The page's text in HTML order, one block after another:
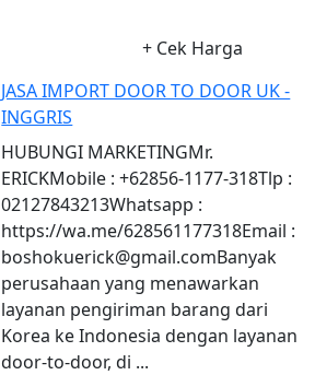
+ Cek Harga
JASA IMPORT DOOR TO DOOR UK -
INGGRIS
HUBUNGI MARKETINGMr.
ERICKMobile : +62856-1177-318Tlp :
02127843213Whatsapp :
https://wa.me/628561177318Email :
boshokuerick@gmail.comBanyak
perusahaan yang menawarkan
layanan pengiriman barang dari
Korea ke Indonesia dengan layanan
door-to-door, di ...